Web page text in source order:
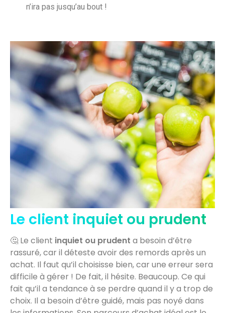
n’ira pas jusqu’au bout !
Le client inquiet ou prudent
🤔 Le client inquiet ou prudent a besoin d’être
rassuré, car il déteste avoir des remords après un
achat. Il faut qu’il choisisse bien, car une erreur sera
difficile à gérer ! De fait, il hésite. Beaucoup. Ce qui
fait qu’il a tendance à se perdre quand il y a trop de
choix. Il a besoin d’être guidé, mais pas noyé dans